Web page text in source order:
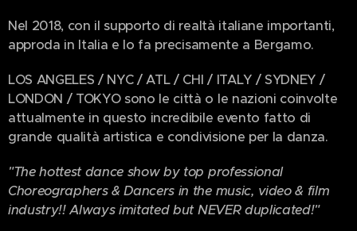
Nel 2018, con il supporto di realtà italiane importanti,
approda in Italia e lo fa precisamente a Bergamo.
LOS ANGELES / NYC / ATL / CHI / ITALY / SYDNEY /
LONDON / TOKYO sono le città o le nazioni coinvolte
attualmente in questo incredibile evento fatto di
grande qualità artistica e condivisione per la danza.
"The hottest dance show by top professional
Choreographers & Dancers in the music, ​video & film
industry!! Always imitated but NEVER duplicated!"